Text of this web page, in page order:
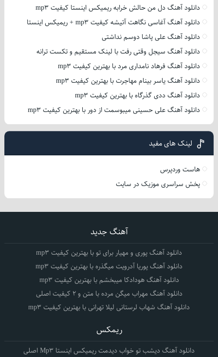
دانلود آهنگ دل من حالش خرابه ریمیکس اینستا کیفیت mp3
دانلود آهنگ آغاسی نگاهت آتیشه کیفیت mp3 + ریمیکس اینستا
دانلود آهنگ علی پاشا دوسم نداشتی
دانلود آهنگ سیجل وقتی رفت با لینک مستقیم و تکست ترانه
دانلود آهنگ فرهاد نامداری مرد با بهترین کیفیت mp3
دانلود آهنگ یاسر بینام مهاجرت با بهترین کیفیت mp3
دانلود آهنگ ددی گذرگاه با بهترین کیفیت mp3
دانلود آهنگ علی حسینی میبوسمت از دور با بهترین کیفیت mp3
لینک های مفید
هاست وردپرس
پخش سراسری موزیک در سایت
آهنگ جدید
دانلود آهنگ پوری و مهیار برای تو با بهترین کیفیت mp3
دانلود آهنگ پوریا آدرویت میگذره با بهترین کیفیت mp3
دانلود آهنگ هودادکا میبخشم با بهترین کیفیت mp3
دانلود آهنگ مهراب میگن مرده با متن و 2 کیفیت اصلی
دانلود آهنگ شهاب لرستانی لیلا تهرانی با بهترین کیفیت mp3
ریمکس
دانلود آهنگ دیشب تو خواب دیدمت ریمیکس اینستا Mp3 اصلی